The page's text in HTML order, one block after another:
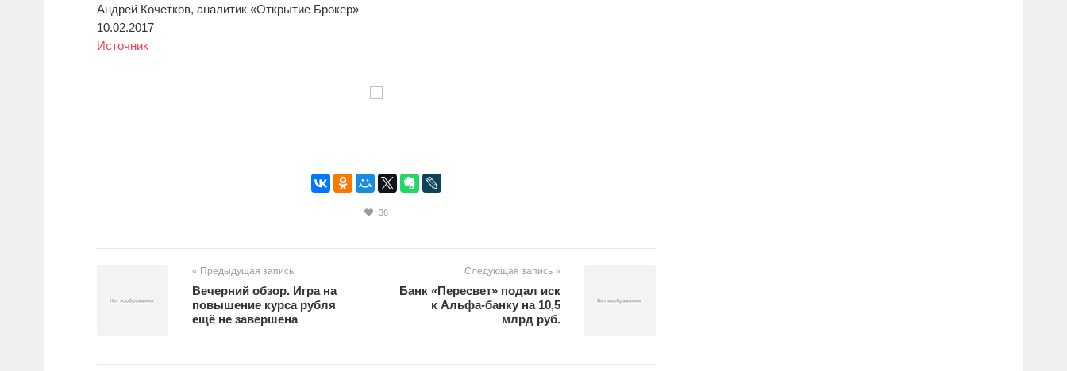
Андрей Кочетков, аналитик «Открытие Брокер»
10.02.2017
Источник
36
« Предыдущая запись
Вечерний обзор. Игра на
повышение курса рубля
ещё не завершена
Следующая запись »
Банк «Пересвет» подал иск
к Альфа-банку на 10,5
млрд руб.